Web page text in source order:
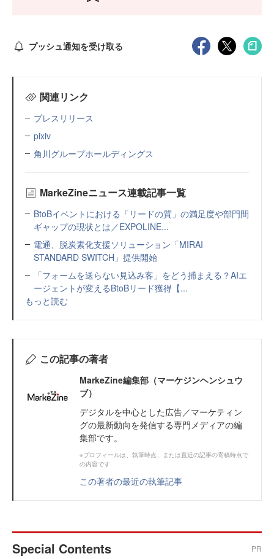
プッシュ通知を受け取る
関連リンク
プレスリリース
pixiv
角川グループホールディングス
MarkeZineニュース連載記事一覧
BtoBイベントにおける「リードの質」の満足度や部門間
ギャップの現状とは／EXPOLINE...
電通、脱炭素化支援ソリューション「MIRAI
STANDARD SWITCH」提供開始
「フォームを送らない見込み客」をどう捕まえる？AIエ
ージェントが変えるBtoBリード獲得【...
もっと読む
この記事の著者
MarkeZine編集部（マーケジンヘンシュウ
ブ）
デジタルを中心とした広告／マーケティン
グの最新動向を発信する専門メディアの編
集部です。
※プロフィールは、執筆時点、または直近の記事の寄稿時点で
の内容です
この著者の最近の執筆記事
Special Contents PR